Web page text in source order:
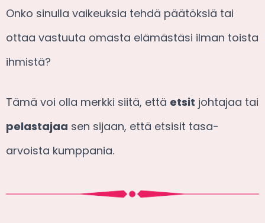
Onko sinulla vaikeuksia tehdä päätöksiä tai
ottaa vastuuta omasta elämästäsi ilman toista
ihmistä?
Tämä voi olla merkki siitä, että etsit johtajaa tai
pelastajaa sen sijaan, että etsisit tasa-
arvoista kumppania.